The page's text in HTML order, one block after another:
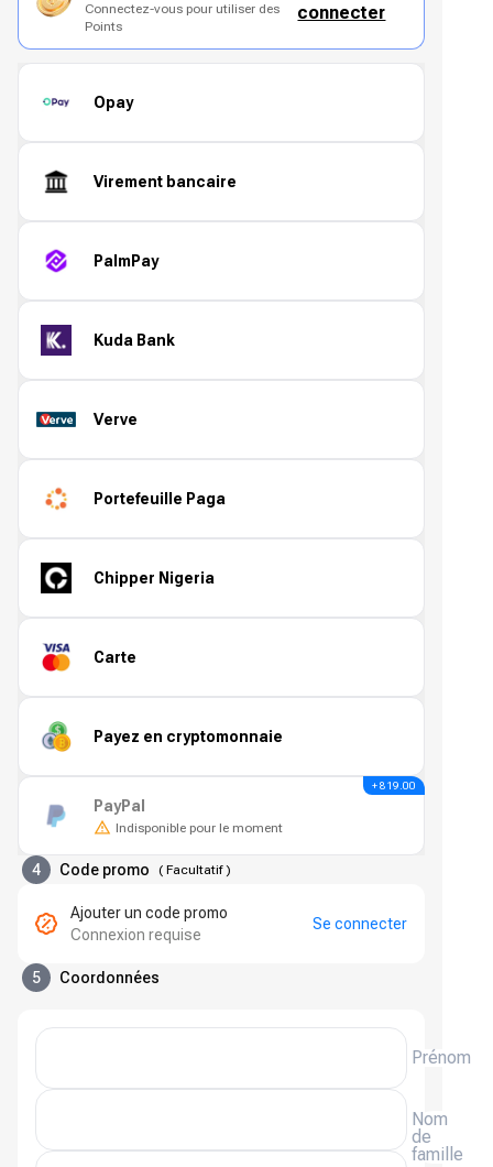
Connectez-vous pour utiliser des
Points
connecter
Opay
Virement bancaire
PalmPay
Kuda Bank
Verve
Portefeuille Paga
Chipper Nigeria
Carte
Payez en cryptomonnaie
PayPal
Indisponible pour le moment
+ 819.00
4 Code promo ( Facultatif)
Ajouter un code promo
Connexion requise
Se connecter
5 Coordonnées
Prénom
Nom
de
famille